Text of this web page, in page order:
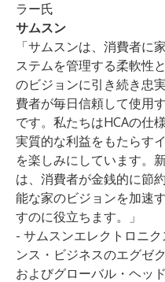
ラー氏
サムスン
「サムスンは、消費者に
ステムを管理する柔軟性
のビジョンに引き続き忠
費者が毎日信頼して使用
です。私たちはHCAの仕
実質的な利益をもたらす
を楽しみにしています。
は、消費者が金銭的に節
能な家のビジョンを加速
すのに役立ちます。」
- サムスンエレクトロニ
ンス・ビジネスのエグゼ
およびグローバル・ヘッ